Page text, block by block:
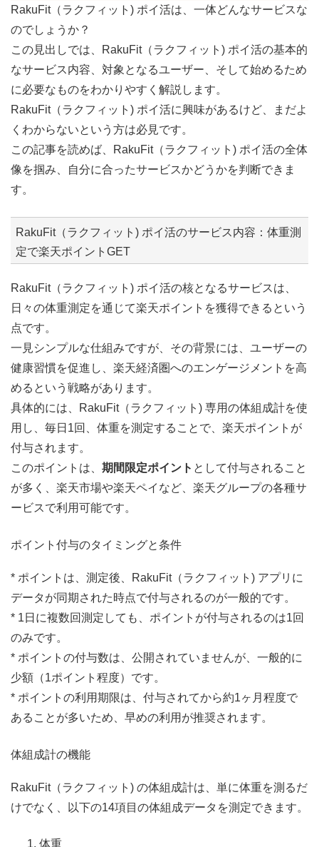
RakuFit（ラクフィット) ポイ活は、一体どんなサービスな
のでしょうか？
この見出しでは、RakuFit（ラクフィット) ポイ活の基本的
なサービス内容、対象となるユーザー、そして始めるため
に必要なものをわかりやすく解説します。
RakuFit（ラクフィット) ポイ活に興味があるけど、まだよ
くわからないという方は必見です。
この記事を読めば、RakuFit（ラクフィット) ポイ活の全体
像を掴み、自分に合ったサービスかどうかを判断できま
す。
RakuFit（ラクフィット) ポイ活のサービス内容：体重測
定で楽天ポイントGET
RakuFit（ラクフィット) ポイ活の核となるサービスは、
日々の体重測定を通じて楽天ポイントを獲得できるという
点です。
一見シンプルな仕組みですが、その背景には、ユーザーの
健康習慣を促進し、楽天経済圏へのエンゲージメントを高
めるという戦略があります。
具体的には、RakuFit（ラクフィット) 専用の体組成計を使
用し、毎日1回、体重を測定することで、楽天ポイントが
付与されます。
このポイントは、 期間限定ポイント として付与されること
が多く、楽天市場や楽天ペイなど、楽天グループの各種サ
ービスで利用可能です。
ポイント付与のタイミングと条件
* ポイントは、測定後、RakuFit（ラクフィット) アプリに
データが同期された時点で付与されるのが一般的です。
* 1日に複数回測定しても、ポイントが付与されるのは1回
のみです。
* ポイントの付与数は、公開されていませんが、一般的に
少額（1ポイント程度）です。
* ポイントの利用期限は、付与されてから約1ヶ月程度で
あることが多いため、早めの利用が推奨されます。
体組成計の機能
RakuFit（ラクフィット) の体組成計は、単に体重を測るだ
けでなく、以下の14項目の体組成データを測定できます。
体重